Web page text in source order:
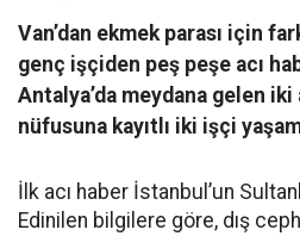
Van’dan ekmek parası için
genç işçiden peş peşe acı
Antalya’da meydana gelen iki
nüfusuna kayıtlı iki işçi
İlk acı haber İstanbul’un
Edinilen bilgilere göre, dış